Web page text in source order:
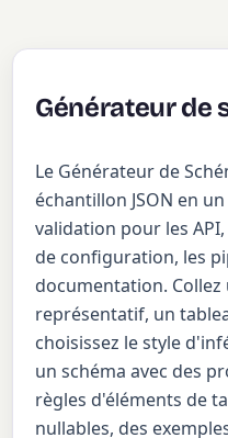
Générateur de
Le Générateur de
échantillon JSON en
validation pour les
de configuration, les
documentation. Collez
représentatif, un
choisissez le style
un schéma avec des
règles d'éléments de
nullables, des